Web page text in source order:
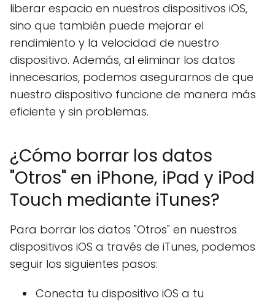
liberar espacio en nuestros dispositivos iOS,
sino que también puede mejorar el
rendimiento y la velocidad de nuestro
dispositivo. Además, al eliminar los datos
innecesarios, podemos asegurarnos de que
nuestro dispositivo funcione de manera más
eficiente y sin problemas.
¿Cómo borrar los datos
"Otros" en iPhone, iPad y iPod
Touch mediante iTunes?
Para borrar los datos "Otros" en nuestros
dispositivos iOS a través de iTunes, podemos
seguir los siguientes pasos:
Conecta tu dispositivo iOS a tu